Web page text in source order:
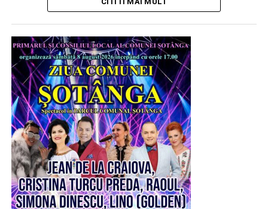
MW, contribuind astfel la efortul național de reducere a
consumului de energie.
„Donalam înțelege dificultatea situației energetice
actuale și importanța unui răspuns coordonat din
partea marilor consumatori industriali. De aceea, am
răspuns fără rezerve solicitării autorităților și am
adaptat programul de producție acolo unde a fost
posibil. Prin aceste măsuri, sprijinim în mod concret
efortul național și contribuim responsabil la
stabilitatea sistemului energetic, fără a afecta
angajamentele asumate față de clienții și partenerii